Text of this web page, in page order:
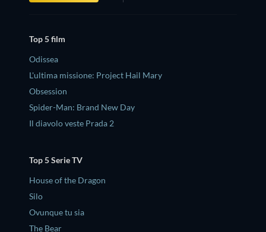
Top 5 film
Odissea
L'ultima missione: Project Hail Mary
Obsession
Spider-Man: Brand New Day
Il diavolo veste Prada 2
Top 5 Serie TV
House of the Dragon
Silo
Ovunque tu sia
The Bear